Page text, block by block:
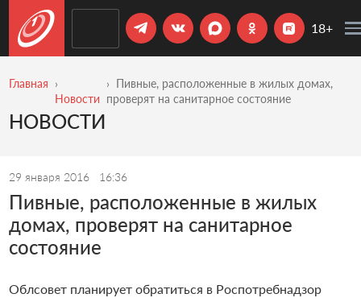
18+
Главная
Новости
Пивные, расположенные в жилых домах,
проверят на санитарное состояние
НОВОСТИ
29 января 2016 16:36
Пивные, расположенные в жилых
домах, проверят на санитарное
состояние
Облсовет планирует обратиться в Роспотребнадзор